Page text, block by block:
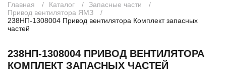
Главная Каталог
Запасные части
Привод вентилятора ЯМЗ
238НП-1308004 Привод вентилятора Комплект запасных
частей
238НП-1308004 ПРИВОД ВЕНТИЛЯТОРА
КОМПЛЕКТ ЗАПАСНЫХ ЧАСТЕЙ